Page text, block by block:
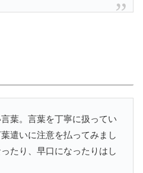
葉。言葉を丁寧に扱ってい
遣いに注意を払ってみまし
たり、早口になったりはし